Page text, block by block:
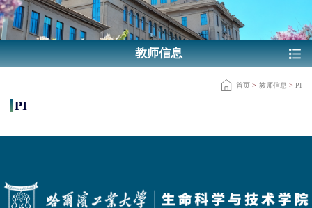
教师信息
首页 > 教师信息 > PI
PI